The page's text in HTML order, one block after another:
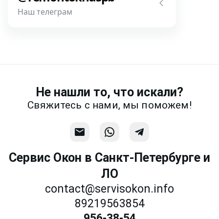
Наш телеграм
Связаться
Не нашли то, что искали?
Свяжитесь с нами, мы поможем!
Сервис Окон в Санкт-Петербурге и
ЛО
contact@servisokon.info
89219563854